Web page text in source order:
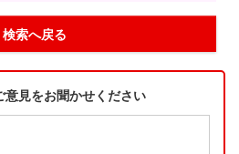
検索へ戻る
意見をお聞かせください